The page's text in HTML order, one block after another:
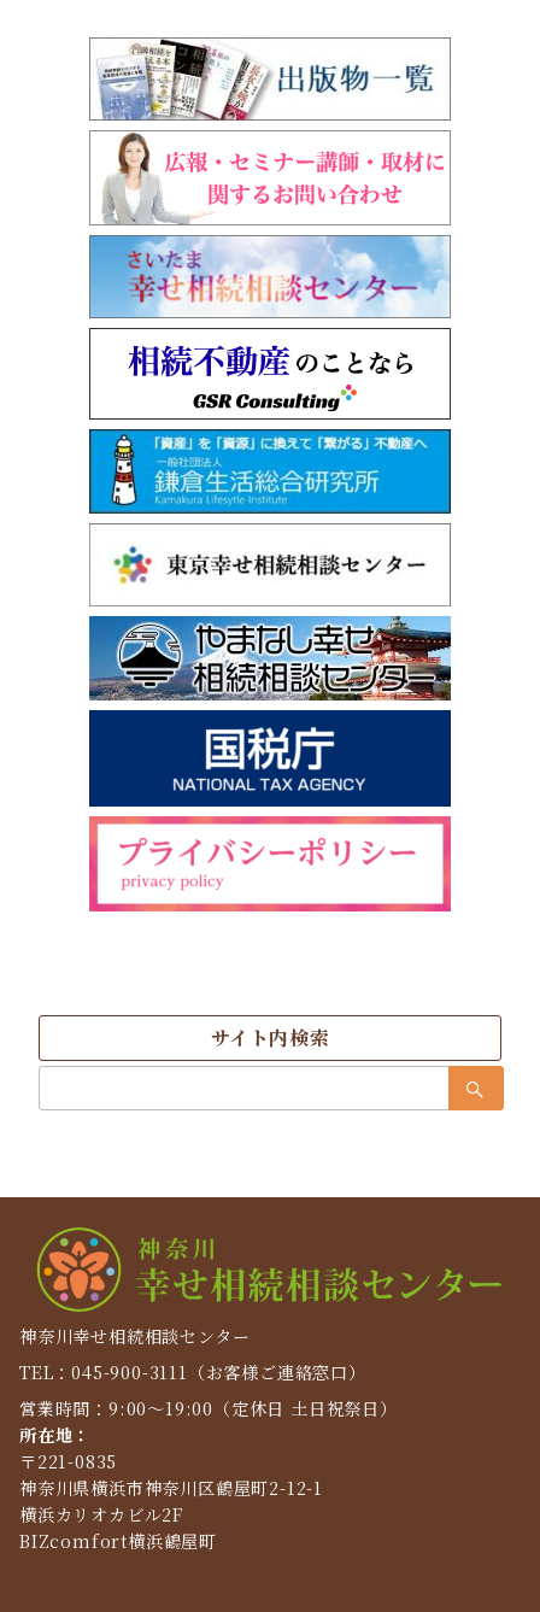
サイト内検索
索：
神奈川幸せ相続相談センター
TEL：045-900-3111（お客様ご連絡窓口）
営業時間：9:00～19:00（定休日 土日祝祭日）
所在地：
〒221-0835
神奈川県横浜市神奈川区鶴屋町2-12-1
横浜カリオカビル2F
BIZcomfort横浜鶴屋町